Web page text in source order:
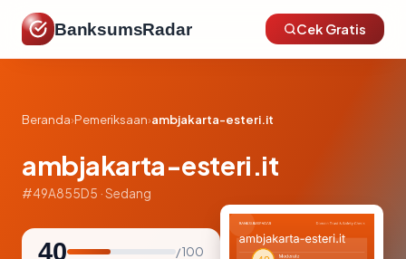
BanksumsRadar Cek Gratis
Beranda›Pemeriksaan›ambjakarta-esteri.it
ambjakarta-esteri.it
#49A855D5 · Sedang
40 / 100